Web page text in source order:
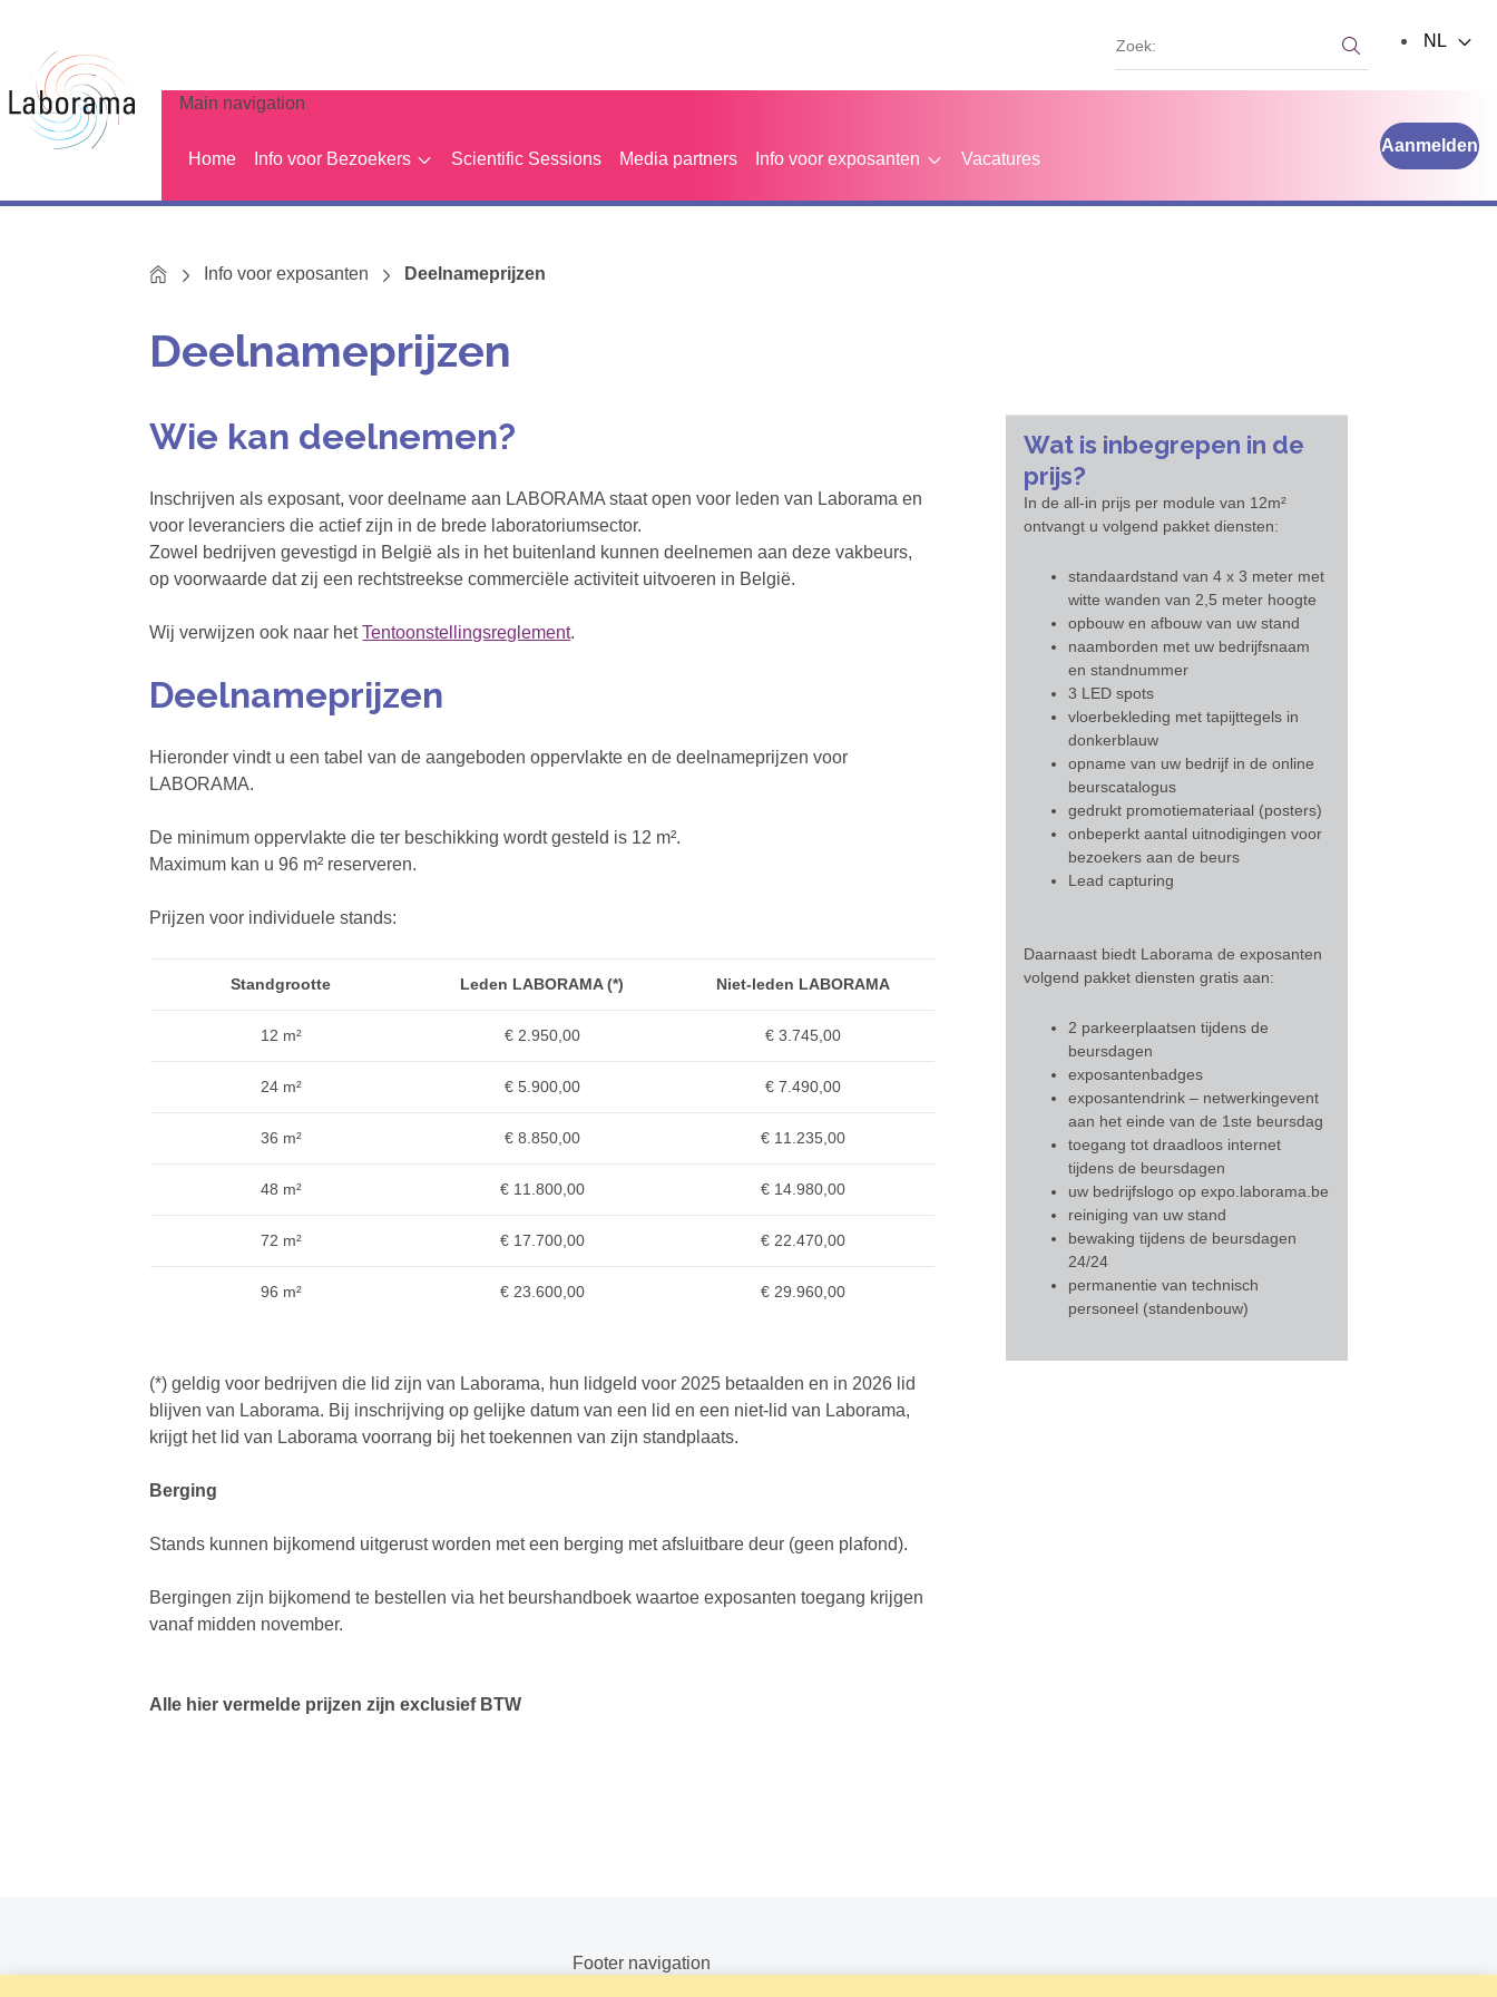
Main navigation
Home Info voor Bezoekers Scientific Sessions Media partners Info voor exposanten Vacatures
Aanmelden
Zoek:
NL
HomeInfo voor exposanten Deelnameprijzen
Deelnameprijzen
Wie kan deelnemen?
Inschrijven als exposant, voor deelname aan LABORAMA staat open voor leden van Laborama en
voor leveranciers die actief zijn in de brede laboratoriumsector.
Zowel bedrijven gevestigd in België als in het buitenland kunnen deelnemen aan deze vakbeurs,
op voorwaarde dat zij een rechtstreekse commerciële activiteit uitvoeren in België.
Wij verwijzen ook naar hetTentoonstellingsreglement.
Deelnameprijzen
Hieronder vindt u een tabel van de aangeboden oppervlakte en de deelnameprijzen voor
LABORAMA.
De minimum oppervlakte die ter beschikking wordt gesteld is 12 m².
Maximum kan u 96 m² reserveren.
Prijzen voor individuele stands:
Standgrootte Leden LABORAMA (*) Niet-leden LABORAMA
12 m² € 2.950,00 € 3.745,00
24 m² € 5.900,00 € 7.490,00
36 m² € 8.850,00 € 11.235,00
48 m² € 11.800,00 € 14.980,00
72 m² € 17.700,00 € 22.470,00
96 m² € 23.600,00 € 29.960,00
(*) geldig voor bedrijven die lid zijn van Laborama, hun lidgeld voor 2025 betaalden en in 2026 lid
blijven van Laborama. Bij inschrijving op gelijke datum van een lid en een niet-lid van Laborama,
krijgt het lid van Laborama voorrang bij het toekennen van zijn standplaats.
Berging
Stands kunnen bijkomend uitgerust worden met een berging met afsluitbare deur (geen plafond).
Bergingen zijn bijkomend te bestellen via het beurshandboek waartoe exposanten toegang krijgen
vanaf midden november.
Alle hier vermelde prijzen zijn exclusief BTW
Wat is inbegrepen in de
prijs?
In de all-in prijs per module van 12m²
ontvangt u volgend pakket diensten:
standaardstand van 4 x 3 meter met
witte wanden van 2,5 meter hoogte
opbouw en afbouw van uw stand
naamborden met uw bedrijfsnaam
en standnummer
3 LED spots
vloerbekleding met tapijttegels in
donkerblauw
opname van uw bedrijf in de online
beurscatalogus
gedrukt promotiemateriaal (posters)
onbeperkt aantal uitnodigingen voor
bezoekers aan de beurs
Lead capturing
Daarnaast biedt Laborama de exposanten
volgend pakket diensten gratis aan:
2 parkeerplaatsen tijdens de
beursdagen
exposantenbadges
exposantendrink – netwerkingevent
aan het einde van de 1ste beursdag
toegang tot draadloos internet
tijdens de beursdagen
uw bedrijfslogo op expo.laborama.be
reiniging van uw stand
bewaking tijdens de beursdagen
24/24
permanentie van technisch
personeel (standenbouw)
Footer navigation